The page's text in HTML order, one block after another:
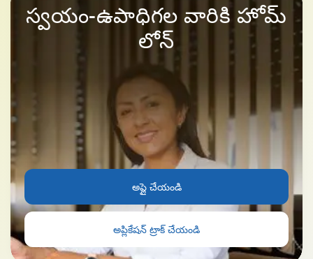
స్వయం-ఉపాధిగల వారికి హోమ్
లోన్
అప్లై చేయండి
అప్లికేషన్ ట్రాక్ చేయండి